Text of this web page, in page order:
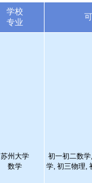
学校
专业
苏州大学
数学
初一初二数
学, 初三物理,